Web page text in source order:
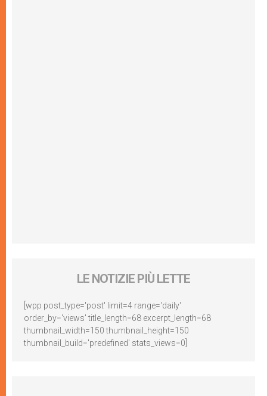
LE NOTIZIE PIÙ LETTE
[wpp post_type='post' limit=4 range='daily'
order_by='views' title_length=68 excerpt_length=68
thumbnail_width=150 thumbnail_height=150
thumbnail_build='predefined' stats_views=0]